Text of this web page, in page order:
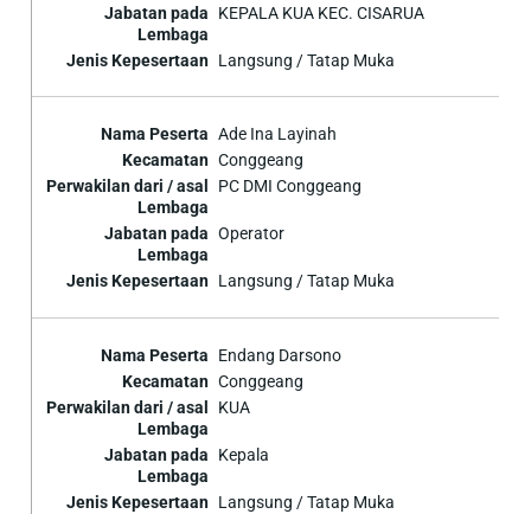
KEPALA KUA KEC. CISARUA
Langsung / Tatap Muka
Ade Ina Layinah
Conggeang
PC DMI Conggeang
Operator
Langsung / Tatap Muka
Endang Darsono
Conggeang
KUA
Kepala
Langsung / Tatap Muka